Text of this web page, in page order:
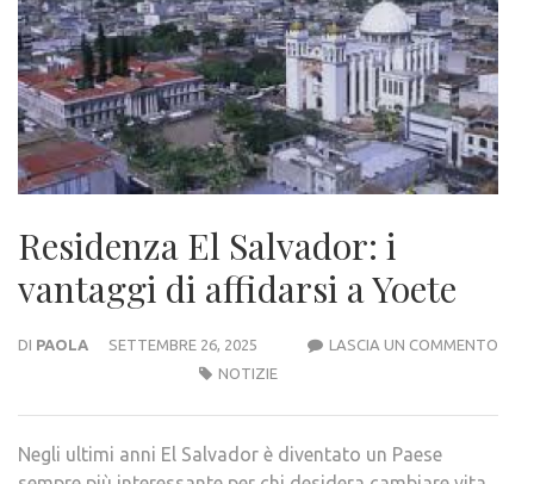
Residenza El Salvador: i
vantaggi di affidarsi a Yoete
DI PAOLA SETTEMBRE 26, 2025 LASCIA UN COMMENTO
NOTIZIE
Negli ultimi anni El Salvador è diventato un Paese